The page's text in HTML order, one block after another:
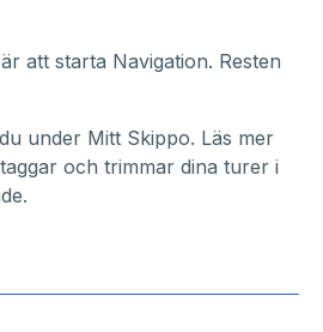
att starta Navigation. Resten
under Mitt Skippo. Läs mer
och trimmar dina turer i
.